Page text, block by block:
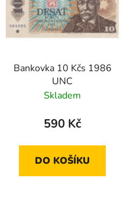
Bankovka 10 Kčs 1986
UNC
Skladem
590 Kč
DO KOŠÍKU